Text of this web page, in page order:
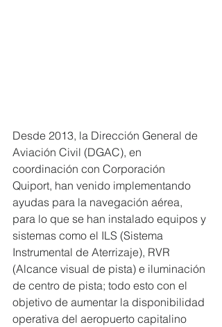
Desde 2013, la Dirección General de
Aviación Civil (DGAC), en
coordinación con Corporación
Quiport, han venido implementando
ayudas para la navegación aérea,
para lo que se han instalado equipos y
sistemas como el ILS (Sistema
Instrumental de Aterrizaje), RVR
(Alcance visual de pista) e iluminación
de centro de pista; todo esto con el
objetivo de aumentar la disponibilidad
operativa del aeropuerto capitalino